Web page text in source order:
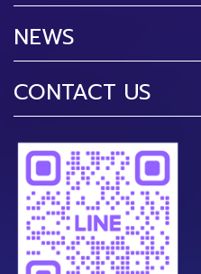
NEWS
CONTACT US